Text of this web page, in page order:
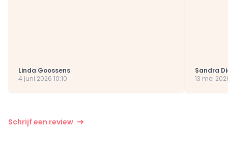
Linda Goossens
4 juni 2026 10:10
Sandra
13 mei
Schrijf een review